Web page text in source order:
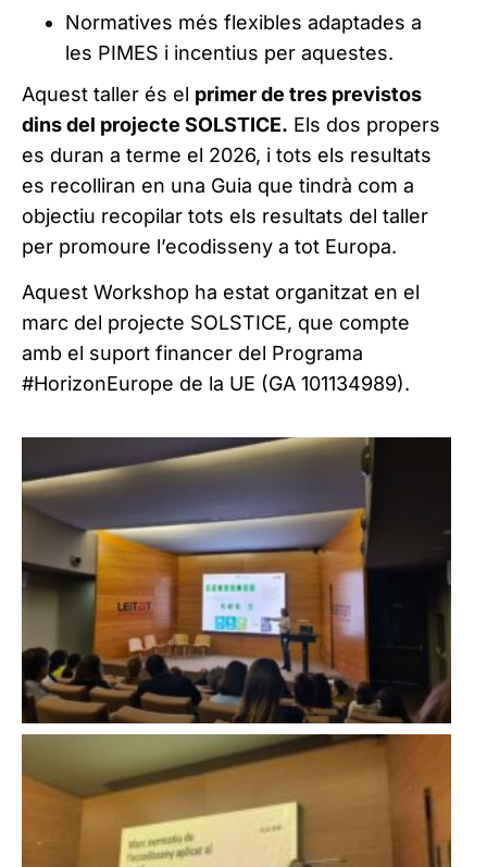
Normatives més flexibles adaptades a
les PIMES i incentius per aquestes.
Aquest taller és el primer de tres previstos
dins del projecte SOLSTICE. Els dos propers
es duran a terme el 2026, i tots els resultats
es recolliran en una Guia que tindrà com a
objectiu recopilar tots els resultats del taller
per promoure l’ecodisseny a tot Europa.
Aquest Workshop ha estat organitzat en el
marc del projecte SOLSTICE, que compte
amb el suport financer del Programa
#HorizonEurope de la UE (GA 101134989).